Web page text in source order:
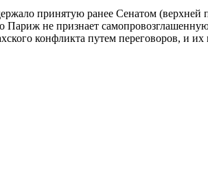
принятую ранее Сенатом (верхней
не признает
конфликта путем переговоров, и их